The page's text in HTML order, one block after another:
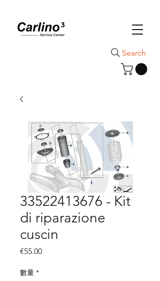
Search
33522413676 - Kit
di riparazione
cuscin
€55.00價
數量 *